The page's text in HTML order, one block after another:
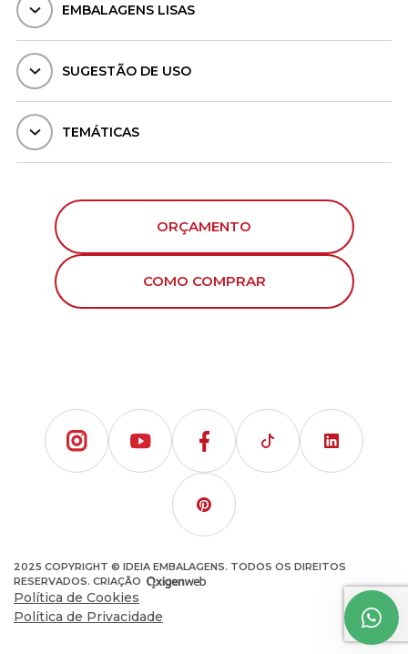
EMBALAGENS LISAS
SUGESTÃO DE USO
TEMÁTICAS
ORÇAMENTO
COMO COMPRAR
2025 COPYRIGHT © IDEIA EMBALAGENS. TODOS OS DIREITOS
RESERVADOS. CRIAÇÃO
Política de Cookies
Política de Privacidade